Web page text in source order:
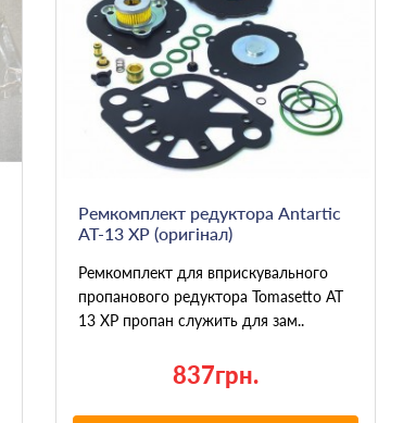
Ремкомплект редуктора Antartic
AT-13 XP (оригінал)
Ремкомплект для вприскувального
пропанового редуктора Tomasetto AT
13 XP пропан служить для зам..
837грн.